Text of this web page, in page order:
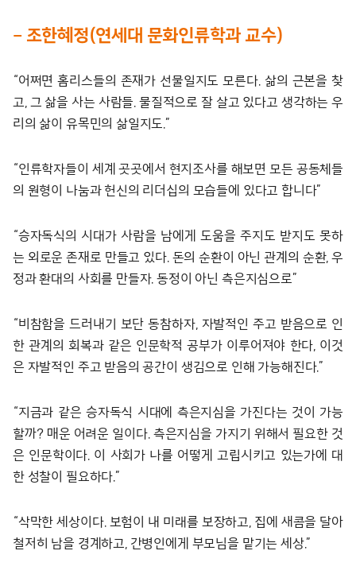
– 조한혜정(연세대 문화인류학과 교수)
“어쩌면 홈리스들의 존재가 선물일지도 모른다. 삶의 근본을 찾
고, 그 삶을 사는 사람들. 물질적으로 잘 살고 있다고 생각하는 우
리의 삶이 유목민의 삶일지도.”
“인류학자들이 세계 곳곳에서 현지조사를 해보면 모든 공동체들
의 원형이 나눔과 헌신의 리더십의 모습들에 있다고 합니다”
“승자독식의 시대가 사람을 남에게 도움을 주지도 받지도 못하
는 외로운 존재로 만들고 있다. 돈의 순환이 아닌 관계의 순환, 우
정과 환대의 사회를 만들자. 동정이 아닌 측은지심으로”
“비참함을 드러내기 보단 동참하자, 자발적인 주고 받음으로 인
한 관계의 회복과 같은 인문학적 공부가 이루어져야 한다, 이것
은 자발적인 주고 받음의 공간이 생김으로 인해 가능해진다.”
“지금과 같은 승자독식 시대에 측은지심을 가진다는 것이 가능
할까? 매운 어려운 일이다. 측은지심을 가지기 위해서 필요한 것
은 인문학이다. 이 사회가 나를 어떻게 고립시키고 있는가에 대
한 성찰이 필요하다.”
“삭막한 세상이다. 보험이 내 미래를 보장하고, 집에 새콤을 달아
철저히 남을 경계하고, 간병인에게 부모님을 맡기는 세상.”